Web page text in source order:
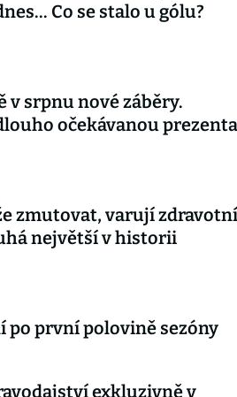
Co se stalo u gólu?
v srpnu nové záběry.
očekávanou
zmutovat, varují
největší v historii
po první polovině sezóny
exkluzivně v